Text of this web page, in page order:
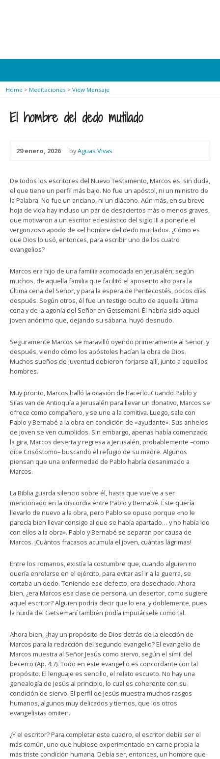
Home > Meditaciones > View Mensaje
El hombre del dedo mutilado
29 enero, 2026 byAguas Vivas
De todos los escritores del Nuevo Testamento, Marcos es, sin duda,
el que tiene un perfil más bajo. No fue un apóstol, ni un ministro de
la Palabra. No fue un anciano, ni un diácono. Aún más, en su breve
hoja de vida hay incluso un par de desaciertos más o menos graves,
que motivaron a un escritor eclesiástico del siglo III a ponerle el
vergonzoso apodo de «el hombre del dedo mutilado». ¿Cómo es
que Dios lo usó, entonces, para escribir uno de los cuatro
evangelios?
Marcos era hijo de una familia acomodada en Jerusalén; según
muchos, de aquella familia que facilitó el aposento alto para la
última cena del Señor, y para la espera de Pentecostés, pocos días
después. Según otros, él fue un testigo oculto de aquella última
cena y de la agonía del Señor en Getsemaní. Él habría sido aquel
joven anónimo que, dejando su sábana, huyó desnudo.
Seguramente Marcos se maravilló oyendo primeramente al Señor, y
después, viendo cómo los apóstoles hacían la obra de Dios.
Muchos sueños de juventud debieron forjarse allí, junto a aquellos
hombres.
Muy pronto, Marcos halló la ocasión de hacerlo. Cuando Pablo y
Silas van de Antioquía a Jerusalén para llevar un donativo, Marcos se
ofrece como compañero, y se une a la comitiva. Luego, sale con
Pablo y Bernabé a la obra en condición de «ayudante». Sus anhelos
de joven se ven cumplidos. Sin embargo, apenas había comenzado
la gira, Marcos deserta y regresa a Jerusalén, probablemente –como
dice Crisóstomo– buscando el refugio de su madre. Algunos
piensan que una enfermedad de Pablo habría desanimado a
Marcos.
La Biblia guarda silencio sobre él, hasta que vuelve a ser
mencionado en la discordia entre Pablo y Bernabé. Éste quería
llevarlo de nuevo a la obra, pero Pablo se opuso porque «no le
parecía bien llevar consigo al que se había apartado… y no había ido
con ellos a la obra». Pablo y Bernabé se separan por causa de
Marcos. ¡Cuántos fracasos acumula el joven, cuántas lágrimas!
Entre los romanos, existía la costumbre que, cuando alguien no
quería enrolarse en el ejército, para evitar así ir a la guerra, se
cortaba un dedo. Teniendo ese defecto, era desechado. Ahora
bien, ¿era Marcos esa clase de persona, un desertor, como sugiere
aquel escritor? Alguien podría decir que lo era, y doblemente, pues
la huida del Getsemaní también podía imputársele como tal.
Ahora bien, ¿hay un propósito de Dios detrás de la elección de
Marcos para la redacción del segundo evangelio? El evangelio de
Marcos muestra al Señor Jesús como siervo, según el símil del
becerro (Ap. 4:7). Todo en este evangelio es concordante con tal
propósito. El lenguaje es sencillo, el relato escueto. No hay una
genealogía de Jesús al principio, lo cual es coherente con su
condición de siervo. El perfil de Jesús muestra muchos rasgos
humanos, algunos muy delicados y tiernos, que los otros
evangelistas omiten.
¿Y el escritor? Para completar este cuadro, el escritor debía ser el
más común, uno que hubiese experimentado en carne propia la
más triste condición humana. Debía ser, entonces, un hombre que